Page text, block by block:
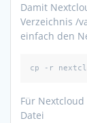
Damit
Verzeichnis /
einfach den
cp -r
Für
Datei